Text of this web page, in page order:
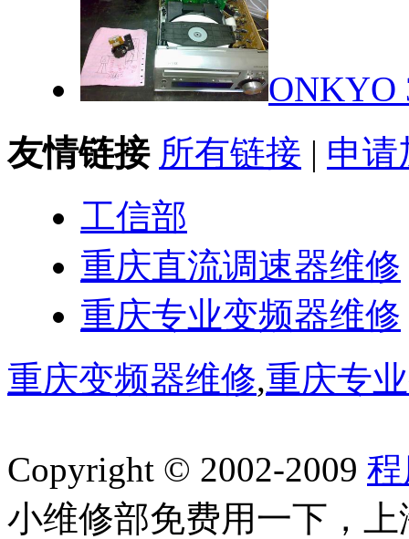
ONKYO
友情链接 所有链接 | 申请
工信部
重庆直流调速器维修
重庆专业变频器维修
重庆变频器维修,重庆专
Copyright © 2002-2009 程
小维修部免费用一下，